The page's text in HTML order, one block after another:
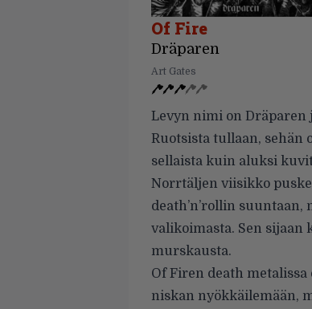
Of Fire
Dräparen
Art Gates
Levyn nimi on Dräparen
Ruotsista tullaan, sehän
sellaista kuin aluksi
Norrtäljen viisikko
death’n’rollin
valikoimasta. Sen sijaan
murskausta.
Of Firen death
niskan nyökkäilemään,